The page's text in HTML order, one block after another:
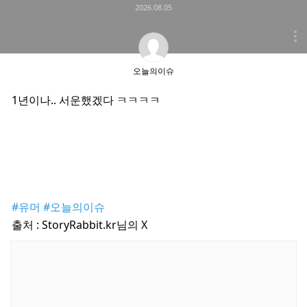
2026.08.05
오늘의이슈
1년이나.. 서운했겠다 ㅋㅋㅋㅋ
#유머 #오늘의이슈
출처 : StoryRabbit.kr님의 X